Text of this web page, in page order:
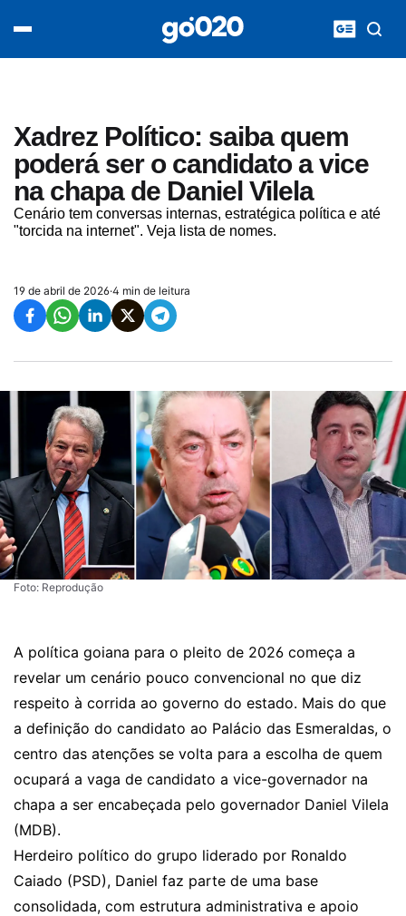
Xadrez Político: saiba quem
poderá ser o candidato a vice
na chapa de Daniel Vilela
Cenário tem conversas internas, estratégica política e até
"torcida na internet". Veja lista de nomes.
19 de abril de 2026·4 min de leitura
Foto: Reprodução
A política goiana para o pleito de 2026 começa a
revelar um cenário pouco convencional no que diz
respeito à corrida ao governo do estado. Mais do que
a definição do candidato ao Palácio das Esmeraldas, o
centro das atenções se volta para a escolha de quem
ocupará a vaga de candidato a vice-governador na
chapa a ser encabeçada pelo governador Daniel Vilela
(MDB).
Herdeiro político do grupo liderado por Ronaldo
Caiado (PSD), Daniel faz parte de uma base
consolidada, com estrutura administrativa e apoio
acontece agora
entretenimento
vídeos
pod020